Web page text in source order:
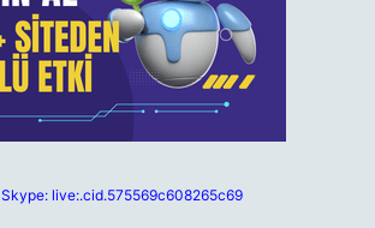
Skype: live:.cid.575569c608265c69